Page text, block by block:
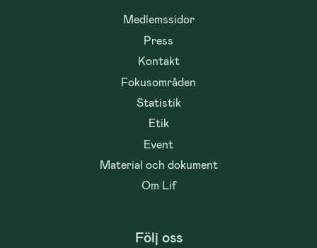
Medlemssidor
Press
Kontakt
Fokusområden
Statistik
Etik
Event
Material och dokument
Om Lif
Följ oss